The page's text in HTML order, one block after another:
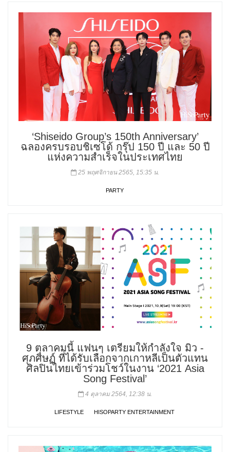
‘Shiseido Group’s 150th Anniversary’
ฉลองครบรอบชิเซโด้ กรุ๊ป 150 ปี และ 50 ปี
แห่งความสำเร็จในประเทศไทย
25 พฤศจิกายน 2565, 15:35 น.
PARTY
9 ตุลาคมนี้ แฟนๆ เตรียมให้กำลังใจ มิว -
ศุภศิษฏ์ ที่ได้รับเลือกจากเกาหลีเป็นตัวแทน
ศิลปินไทยเข้าร่วมโชว์ในงาน ‘2021 Asia
Song Festival’
4 ตุลาคม 2564, 12:38 น.
LIFESTYLE HISOPARTY ENTERTAINMENT